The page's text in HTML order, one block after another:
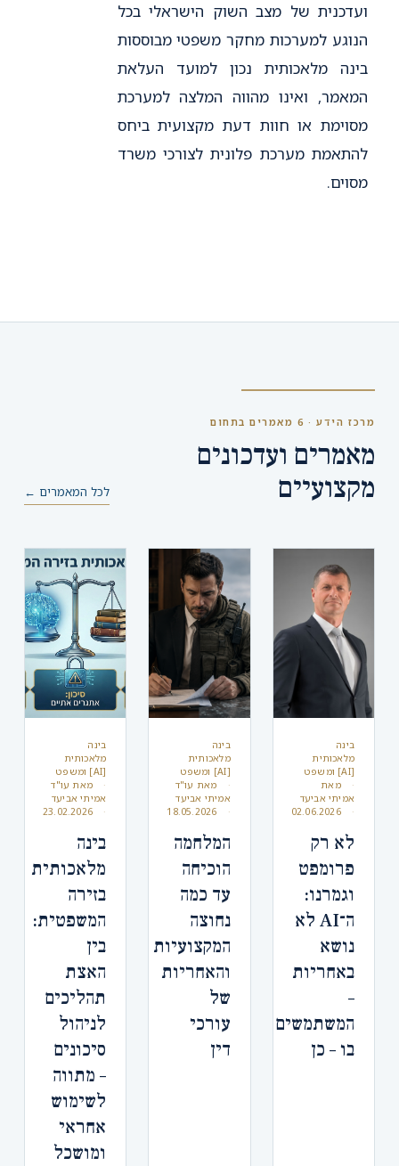
ועדכנית של מצב השוק הישראלי בכל
הנוגע למערכות מחקר משפטי מבוססות
בינה מלאכותית נכון למועד העלאת
המאמר, ואינו מהווה המלצה למערכת
מסוימת או חוות דעת מקצועית ביחס
להתאמת מערכת פלונית לצורכי משרד
מסוים.
מרכז הידע · 6מאמרים בתחום
מאמרים ועדכונים
מקצועיים
לכל המאמרים ←
בינה
מלאכותית
[AI] ומשפט
מאת
אמיתי אביעד
02.06.2026
לא רק
פרומפט
וגמרנו:
ה־AI לא
נושא
באחריות
–
המשתמשים
בו – כן
בינה
מלאכותית
[AI] ומשפט
מאת עו"ד
אמיתי אביעד
18.05.2026
המלחמה
הוכיחה
עד כמה
נחוצה
המקצועיות
והאחריות
של
עורכי
דין
בינה
מלאכותית
[AI] ומשפט
מאת עו"ד
אמיתי אביעד
23.02.2026
בינה
מלאכותית
בזירה
המשפטית:
בין
האצת
תהליכים
לניהול
סיכונים
– מתווה
לשימוש
אחראי
ומושכל